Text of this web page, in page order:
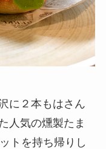
に２本もはさん
人気の燻製たま
トを持ち帰りし